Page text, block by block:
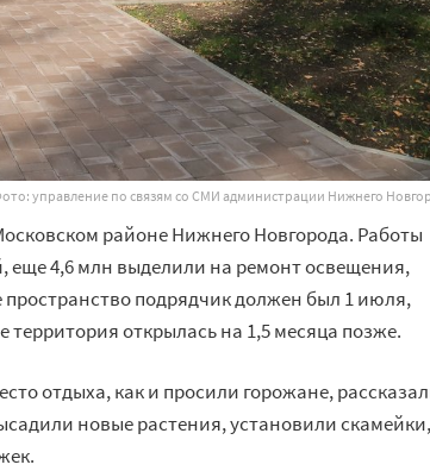
управление посвязям со СМИ администрации Нижнего
районе Нижнего Новгорода. Работы
еще 4,6 млн выделили на ремонт освещения,
подрядчик должен был 1 июля,
открылась на 1,5 месяца позже.
отдыха, как и просили горожане,
новые растения, установили скамейки,